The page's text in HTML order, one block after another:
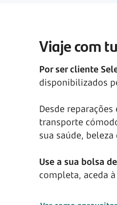
Viaje com
Por ser cliente
disponibilizados
Desde
transporte
sua saúde,
Use a sua bolsa
completa, aceda